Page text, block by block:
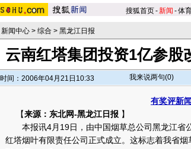
搜狐首页-新闻 -体
新闻中心 > 综合 > 黑龙江日报
云南红塔集团投资1亿参股
时间：2006年04月21日10:33 我来说两句(0)
有奖评新闻
【来源：东北网-黑龙江日报 】
本报讯4月19日，由中国烟草总公司黑龙江省
红塔烟叶有限责任公司正式成立。这标志着我省烟